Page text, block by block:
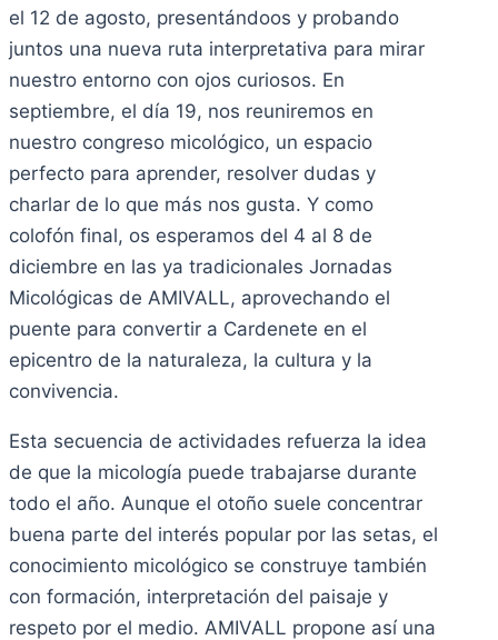
el 12 de agosto, presentándoos y probando
juntos una nueva ruta interpretativa para mirar
nuestro entorno con ojos curiosos. En
septiembre, el día 19, nos reuniremos en
nuestro congreso micológico, un espacio
perfecto para aprender, resolver dudas y
charlar de lo que más nos gusta. Y como
colofón final, os esperamos del 4 al 8 de
diciembre en las ya tradicionales Jornadas
Micológicas de AMIVALL, aprovechando el
puente para convertir a Cardenete en el
epicentro de la naturaleza, la cultura y la
convivencia.
Esta secuencia de actividades refuerza la idea
de que la micología puede trabajarse durante
todo el año. Aunque el otoño suele concentrar
buena parte del interés popular por las setas, el
conocimiento micológico se construye también
con formación, interpretación del paisaje y
respeto por el medio. AMIVALL propone así una